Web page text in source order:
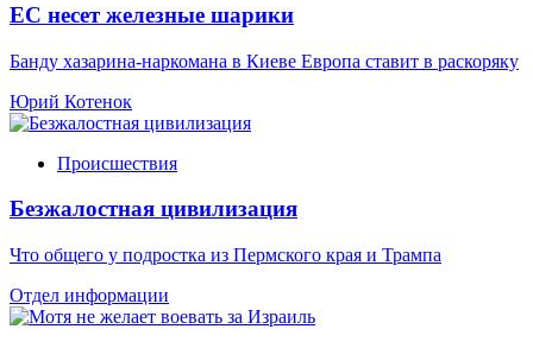
ЕС несет железные шарики
Банду хазарина-наркомана в Киеве Европа ставит в раскоряку
Юрий Котенок
Происшествия
Безжалостная цивилизация
Что общего у подростка из Пермского края и Трампа
Отдел информации